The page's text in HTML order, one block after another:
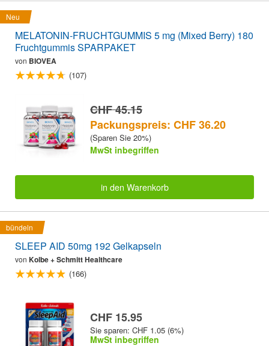
Neu
MELATONIN-FRUCHTGUMMIS 5 mg (Mixed Berry) 180
Fruchtgummis SPARPAKET
von BIOVEA
(107)
CHF 45.15
Packungspreis: CHF 36.20
(Sparen Sie 20%)
MwSt inbegriffen
in den Warenkorb
bündeln
SLEEP AID 50mg 192 Gelkapseln
von Kolbe + Schmitt Healthcare
(166)
CHF 15.95
Sie sparen: CHF 1.05 (6%)
MwSt inbegriffen